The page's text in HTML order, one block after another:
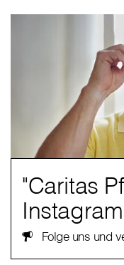
"Caritas
Instagram
Folge uns und